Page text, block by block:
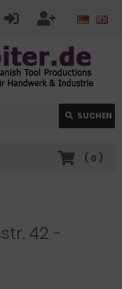
SUCHEN
( 0 )
42 -